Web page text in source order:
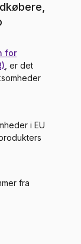
for
, er det
i EU
fra